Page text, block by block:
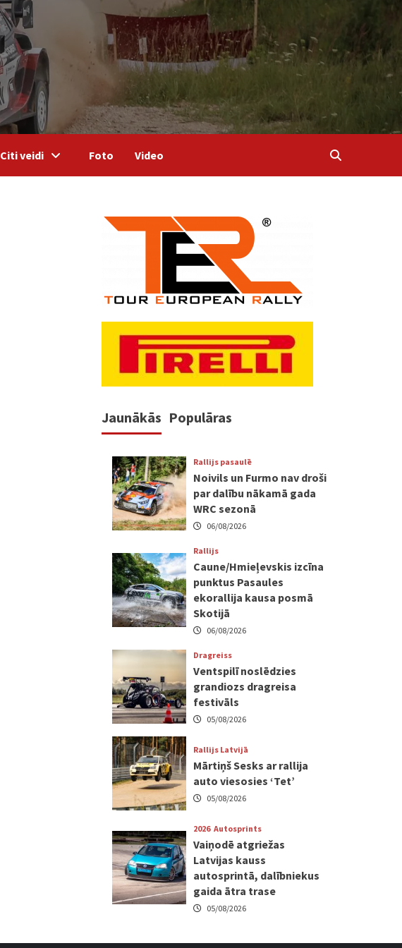
Citi veidi Foto Video
Jaunākās Populāras
Rallijs pasaulē
Noivils un Furmo nav droši
par dalību nākamā gada
WRC sezonā
06/08/2026
Rallijs
Caune/Hmieļevskis izcīna
punktus Pasaules
ekorallija kausa posmā
Skotijā
06/08/2026
Dragreiss
Ventspilī noslēdzies
grandiozs dragreisa
festivāls
05/08/2026
Rallijs Latvijā
Mārtiņš Sesks ar rallija
auto viesosies ‘Tet’
05/08/2026
2026 Autosprints
Vaiņodē atgriežas
Latvijas kauss
autosprintā, dalībniekus
gaida ātra trase
05/08/2026